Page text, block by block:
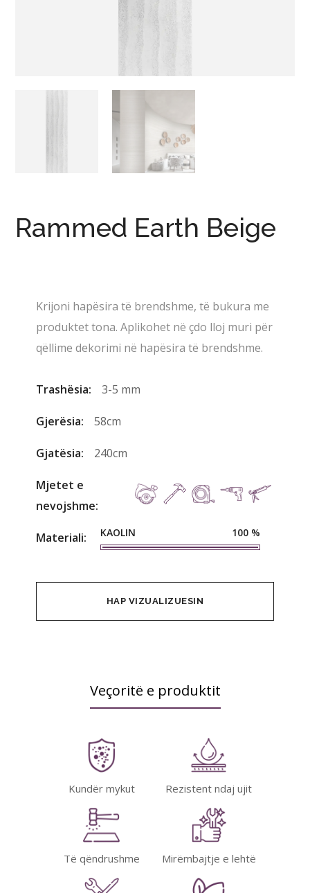
Rammed Earth Beige
Krijoni hapësira të brendshme, të bukura me
produktet tona. Aplikohet në çdo lloj muri për
qëllime dekorimi në hapësira të brendshme.
Trashësia: 3-5 mm
Gjerësia: 58cm
Gjatësia: 240cm
Mjetet e
nevojshme:
Materiali: KAOLIN 100 %
HAP VIZUALIZUESIN
Veçoritë e produktit
Kundër mykut Rezistent ndaj ujit
Të qëndrushme Mirëmbajtje e lehtë